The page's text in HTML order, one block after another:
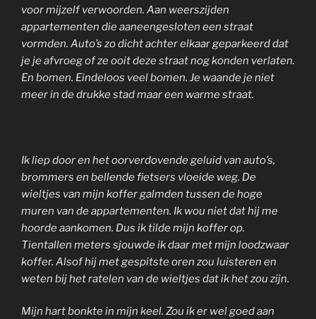
voor mijzelf verwoorden. Aan weerszijden
appartementen die aaneengesloten een straat
vormden. Auto’s zo dicht achter elkaar geparkeerd dat
je je afvroeg of ze ooit deze straat nog konden verlaten.
En bomen. Eindeloos veel bomen. Je waande je niet
meer in de drukke stad maar een warme straat.
Ik liep door en het oorverdovende geluid van auto’s,
brommers en bellende fietsers vloeide weg. De
wieltjes van mijn koffer galmden tussen de hoge
muren van de appartementen. Ik wou niet dat hij me
hoorde aankomen. Dus ik tilde mijn koffer op.
Tientallen meters sjouwde ik daar met mijn loodzwaar
koffer. Alsof hij met gespitste oren zou luisteren en
weten bij het ratelen van de wieltjes dat ik het zou zijn.
Mijn hart bonkte in mijn keel. Zou ik er wel goed aan